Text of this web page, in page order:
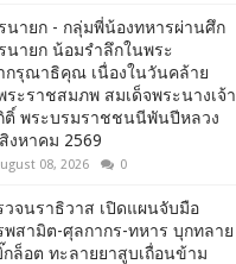
นายก - กลุ่มพี่น้องทหารผ่านศึก
นายก น้อมรำลึกในพระ
กรุณาธิคุณ เนื่องในวันคล้าย
ระราชสมภพ สมเด็จพระนางเจ้า
ติ์ พระบรมราชชนนีพันปีหลวง
งหาคม 2569
08, 2026 0
วจนราธิวาส เปิดแผนจับมือ
พสามิต-ศุลกากร-ทหาร บุกทลาย
กล็อต ทะลายยาสูบเถื่อนข้าม